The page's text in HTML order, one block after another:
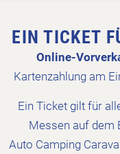
EIN TICKET
Online-
Kartenzahlung am
Ein Ticket gilt für
Messen auf dem
Auto Camping